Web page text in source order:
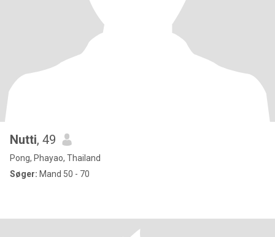
Nutti, 49
Pong, Phayao, Thailand
Søger: Mand 50 - 70